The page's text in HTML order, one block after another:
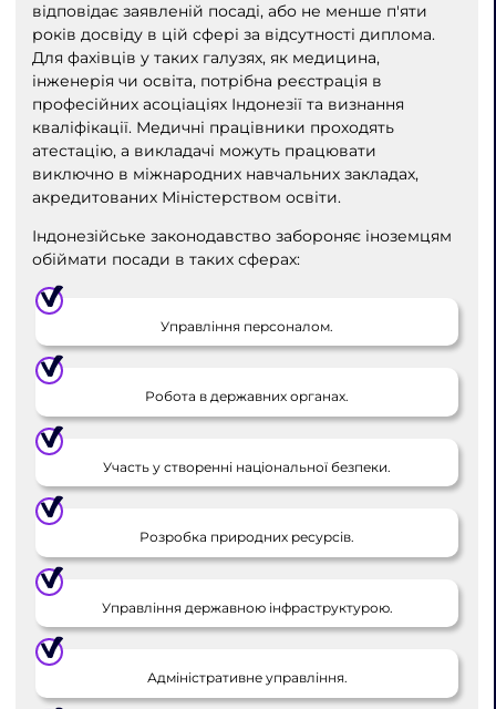
відповідає заявленій посаді, або не менше п'яти
років досвіду в цій сфері за відсутності диплома.
Для фахівців у таких галузях, як медицина,
інженерія чи освіта, потрібна реєстрація в
професійних асоціаціях Індонезії та визнання
кваліфікації. Медичні працівники проходять
атестацію, а викладачі можуть працювати
виключно в міжнародних навчальних закладах,
акредитованих Міністерством освіти.
Індонезійське законодавство забороняє іноземцям
обіймати посади в таких сферах:
Управління персоналом.
Робота в державних органах.
Участь у створенні національної безпеки.
Розробка природних ресурсів.
Управління державною інфраструктурою.
Адміністративне управління.